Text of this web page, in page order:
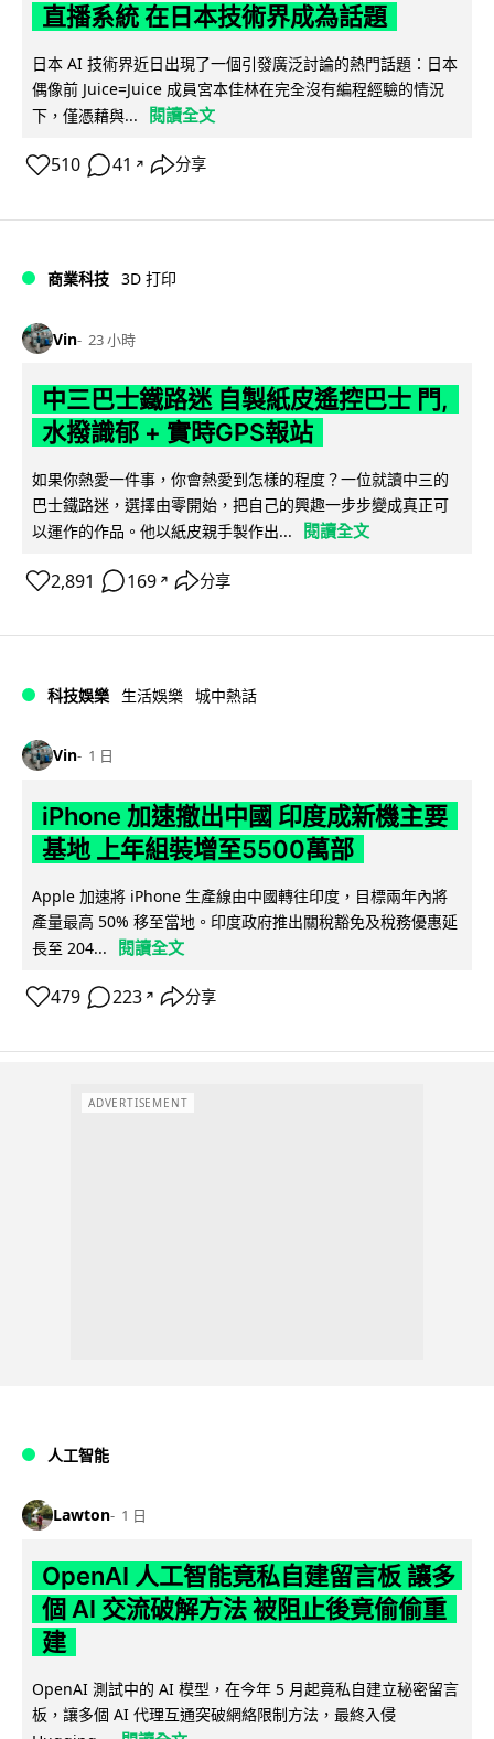
直播系統 在日本技術界成為話題
日本 AI 技術界近日出現了一個引發廣泛討論的熱門話題：日本
偶像前 Juice=Juice 成員宮本佳林在完全沒有編程經驗的情況
下，僅憑藉與...
閱讀全文
510 41 ↗ 分享
商業科技 3D 打印
Vin 23 小時
中三巴士鐵路迷 自製紙皮遙控巴士 門,
水撥識郁 + 實時GPS報站
如果你熱愛一件事，你會熱愛到怎樣的程度？一位就讀中三的
巴士鐵路迷，選擇由零開始，把自己的興趣一步步變成真正可
以運作的作品。他以紙皮親手製作出...
閱讀全文
2,891 169 ↗ 分享
科技娛樂 生活娛樂 城中熱話
Vin 1 日
iPhone 加速撤出中國 印度成新機主要
基地 上年組裝增至5500萬部
Apple 加速將 iPhone 生產線由中國轉往印度，目標兩年內將
產量最高 50% 移至當地。印度政府推出關稅豁免及稅務優惠延
長至 204...
閱讀全文
479 223 ↗ 分享
ADVERTISEMENT
人工智能
Lawton 1 日
OpenAI 人工智能竟私自建留言板 讓多
個 AI 交流破解方法 被阻止後竟偷偷重
建
OpenAI 測試中的 AI 模型，在今年 5 月起竟私自建立秘密留言
板，讓多個 AI 代理互通突破網絡限制方法，最終入侵